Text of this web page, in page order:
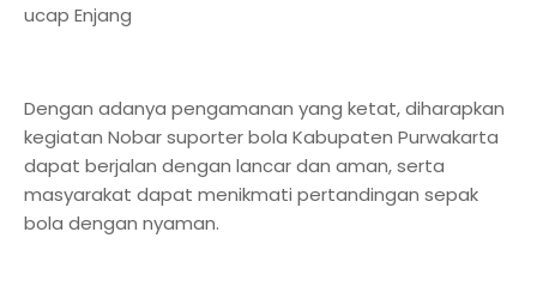
ucap Enjang
Dengan adanya pengamanan yang ketat, diharapkan
kegiatan Nobar suporter bola Kabupaten Purwakarta
dapat berjalan dengan lancar dan aman, serta
masyarakat dapat menikmati pertandingan sepak
bola dengan nyaman.